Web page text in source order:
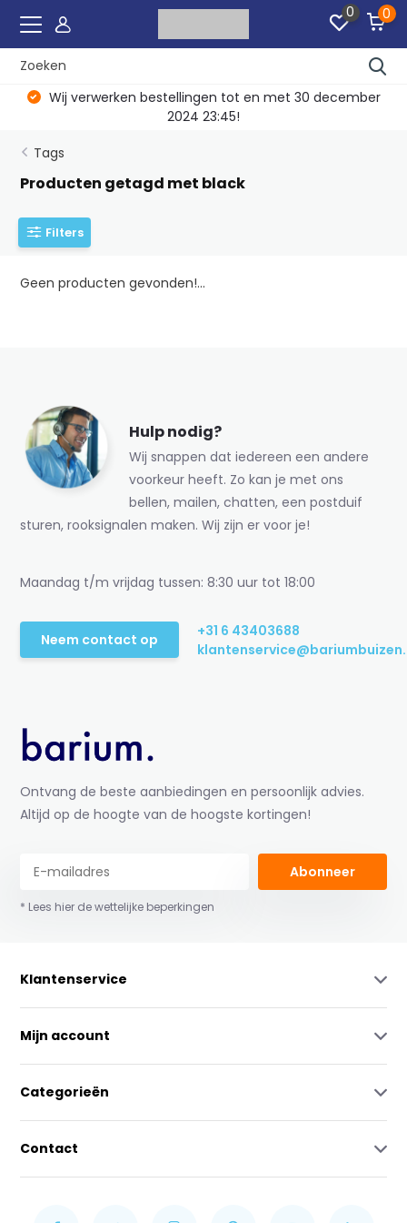
0 0
Wij verwerken bestellingen tot en met 30 december
2024 23:45!
Tags
Producten getagd met black
Filters
Geen producten gevonden!...
Hulp nodig?
Wij snappen dat iedereen een andere
voorkeur heeft. Zo kan je met ons
bellen, mailen, chatten, een postduif
sturen, rooksignalen maken. Wij zijn er voor je!
Maandag t/m vrijdag tussen: 8:30 uur tot 18:00
Neem contact op
+31 6 43403688
Ontvang de beste aanbiedingen en persoonlijk advies.
Altijd op de hoogte van de hoogste kortingen!
Abonneer
* Lees hier de wettelijke beperkingen
Klantenservice
Mijn account
Categorieën
Contact